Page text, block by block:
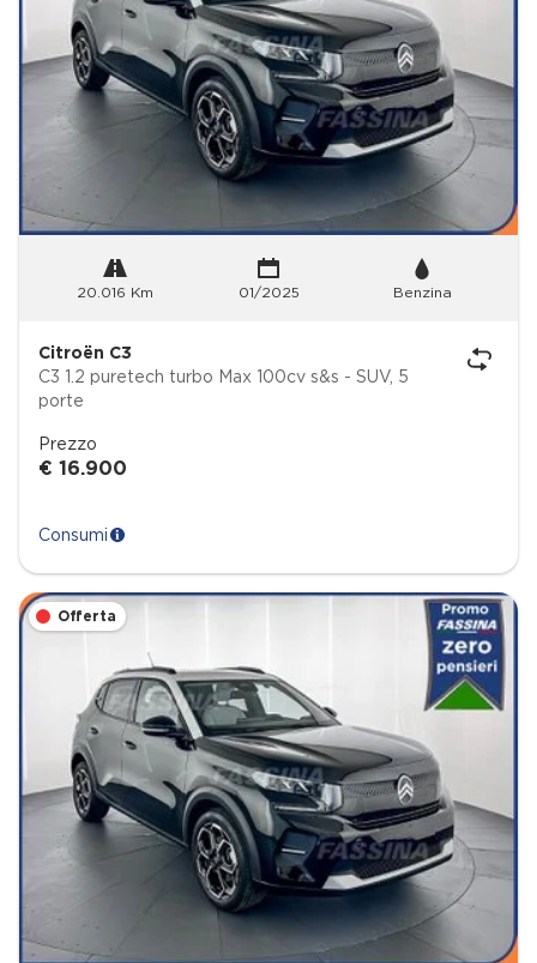
20.016 Km 01/2025 Benzina
Citroën C3
C3 1.2 puretech turbo Max 100cv s&s - SUV, 5
porte
Prezzo
€ 16.900
Consumi
Offerta